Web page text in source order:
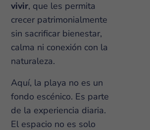
vivir, que les permita
crecer patrimonialmente
sin sacrificar bienestar,
calma ni conexión con la
naturaleza.
Aquí, la playa no es un
fondo escénico. Es parte
de la experiencia diaria.
El espacio no es solo